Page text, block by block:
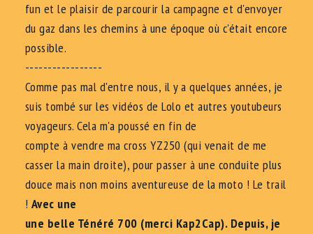
fun et le plaisir de parcourir la campagne et d'envoyer
du gaz dans les chemins à une époque où c'était encore
possible.
-----------------
Comme pas mal d'entre nous, il y a quelques années, je
suis tombé sur les vidéos de Lolo et autres youtubeurs
voyageurs. Cela m'a poussé en fin de
compte à vendre ma cross YZ250 (qui venait de me
casser la main droite), pour passer à une conduite plus
douce mais non moins aventureuse de la moto ! Le trail
! Avec une
une belle Ténéré 700 (merci Kap2Cap). Depuis, je